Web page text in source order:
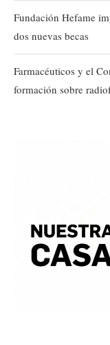
Fundación Hefame
dos nuevas becas
Farmacéuticos y el
formación sobre